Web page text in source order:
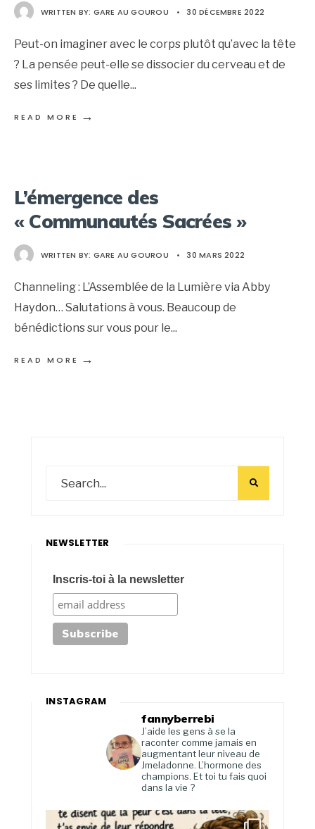
WRITTEN BY: GARE AU GOUROU • 30 DÉCEMBRE 2022
Peut-on imaginer avec le corps plutôt qu’avec la tête
? La pensée peut-elle se dissocier du cerveau et de
ses limites ? De quelle...
READ MORE →
L’émergence des
« Communautés Sacrées »
WRITTEN BY: GARE AU GOUROU • 30 MARS 2022
Channeling : L’Assemblée de la Lumière via Abby
Haydon… Salutations à vous. Beaucoup de
bénédictions sur vous pour le...
READ MORE →
NEWSLETTER
Inscris-toi à la newsletter
INSTAGRAM
fannyberrebi
J’aide les gens à se la
raconter comme jamais en
augmentant leur niveau de
Jmeladonne. L’hormone des
champions. Et toi tu fais quoi
dans la vie ?